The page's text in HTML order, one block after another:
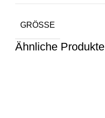
GRÖSSE
Ähnliche Produkte